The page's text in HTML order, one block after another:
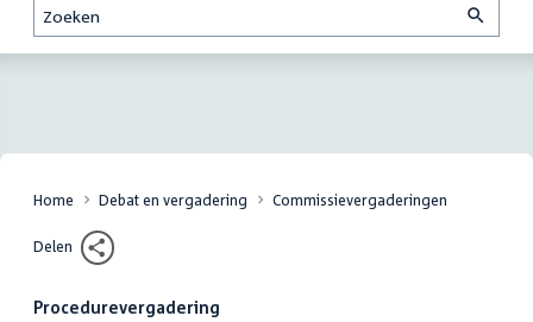
Zoeken
Home Debat en vergadering Commissievergaderingen
Delen
Procedurevergadering